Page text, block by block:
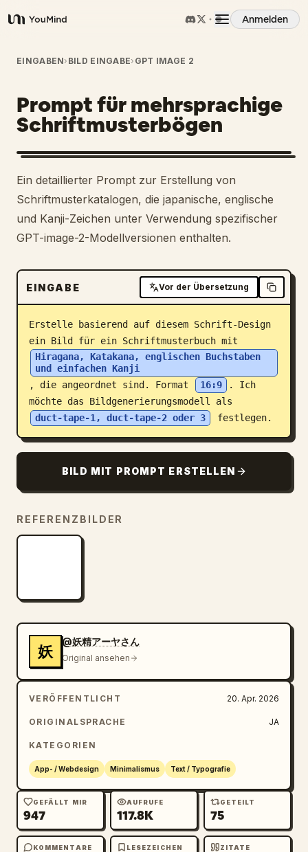
YouMind
Anmelden
Übersicht
Anwendungsfälle
Fähigkeiten
Prompts
Preise
Download
Blog
Updates
EINGABEN› BILD EINGABE› GPT IMAGE 2
Prompt für mehrsprachige
Schriftmusterbögen
Ein detaillierter Prompt zur Erstellung von
Schriftmusterkatalogen, die japanische, englische
und Kanji-Zeichen unter Verwendung spezifischer
GPT-image-2-Modellversionen enthalten.
EINGABE Vor der Übersetzung
Erstelle basierend auf diesem Schrift-Design
ein Bild für ein Schriftmusterbuch mit
Hiragana, Katakana, englischen Buchstaben
und einfachen Kanji
, die angeordnet sind. Format
16:9
. Ich
möchte das Bildgenerierungsmodell als
duct-tape-1, duct-tape-2 oder 3
festlegen.
BILD MIT PROMPT ERSTELLEN
REFERENZBILDER
妖
@妖精アーヤさん
Original ansehen
VERÖFFENTLICHT 20. Apr. 2026
ORIGINALSPRACHE JA
KATEGORIEN
App- / Webdesign Minimalismus Text / Typografie
GEFÄLLT MIR
947
AUFRUFE
117.8K
GETEILT
75
KOMMENTARE LESEZEICHEN ZITATE